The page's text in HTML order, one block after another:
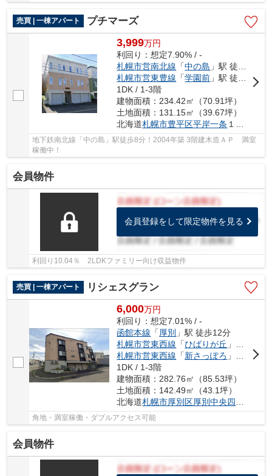
売買 | 一棟アパート プチマーズ
3,999万円
利回り：想定7.90% / -
札幌市営南北線 「中の島 」駅 徒歩8分
札幌市営東豊線 「学園前 」駅 徒歩13分
1DK / 1-3階
建物面積：234.42㎡（70.91坪）
土地面積：131.15㎡（39.67坪）
北海道札幌市豊平区平岸一条 １丁目5-8
地下鉄南北線「中の島」駅徒歩8分！2004年築 3階建木造ＡＰ 満室
稼働中！
会員物件
会員登録をして限定物件を見る
利回り10.04％ 2LDKファミリー向け収益物件
売買 | 一棟アパート リシェスグラン
6,000万円
利回り：想定7.01% / -
函館本線 「厚別 」駅 徒歩12分
札幌市営東西線 「ひばりが丘 」駅 徒歩15分
札幌市営東西線 「新さっぽろ 」駅 徒歩18分
1DK / 1-3階
建物面積：282.76㎡（85.53坪）
土地面積：142.49㎡（43.1坪）
北海道札幌市厚別区厚別中央四条
角地・満室稼働・ダブルアクセス可能
会員物件